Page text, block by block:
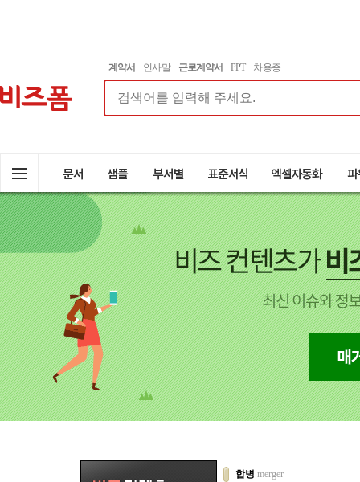
계약서 인사말 근로계약서 PPT 차용증
합병 merger